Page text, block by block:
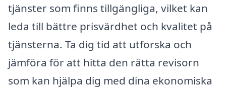
tjänster som finns tillgängliga, vilket kan
leda till bättre prisvärdhet och kvalitet på
tjänsterna. Ta dig tid att utforska och
jämföra för att hitta den rätta revisorn
som kan hjälpa dig med dina ekonomiska